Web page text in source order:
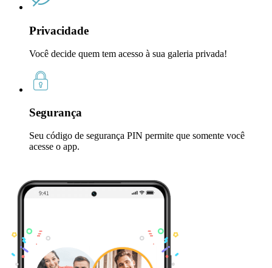
Privacidade
Você decide quem tem acesso à sua galeria privada!
Segurança
Seu código de segurança PIN permite que somente você
acesse o app.